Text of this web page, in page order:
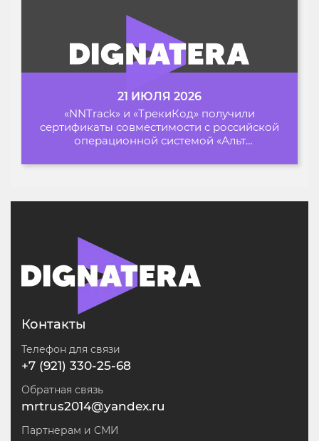
21 ИЮЛЯ 2026
«NNTrack» и «ТрекиКод» получили
сертификаты совместимости с российской
операционной системой «Альт
Контакты
Телефон для связи
+7 (921) 330-25-68
Обратная связь
mrtrus2014@yandex.ru
Партнерам и СМИ